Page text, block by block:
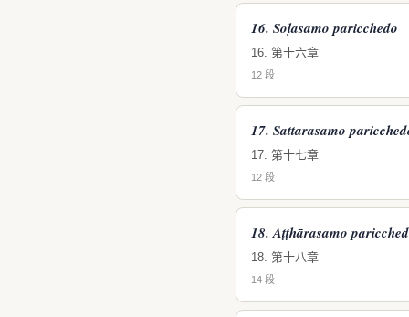
16. Soḷasamo paricchedo
16. 第十六章
12 段
17. Sattarasamo
17. 第十七章
12 段
18. Aṭṭhārasamo
18. 第十八章
14 段